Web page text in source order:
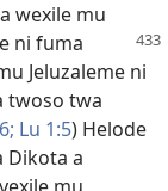
wexile mu
ni fuma
Jeluzaleme ni
twoso twa
Lu 1:5) Helode
Dikota a